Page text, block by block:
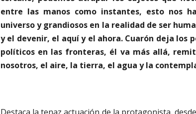
entre las manos como instantes, esto nos
universo y grandiosos en la realidad de ser
y el devenir, el aquí y el ahora. Cuarón deja
políticos en las fronteras, él va más allá,
nosotros, el aire, la tierra, el agua y la